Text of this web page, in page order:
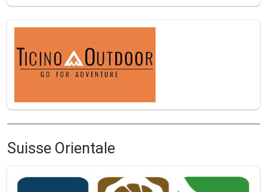
Suisse Orientale